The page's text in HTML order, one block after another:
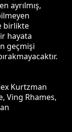
ayrılmış,
birlikte
hayata
geçmişi
Kurtzman
Ving Rhames,